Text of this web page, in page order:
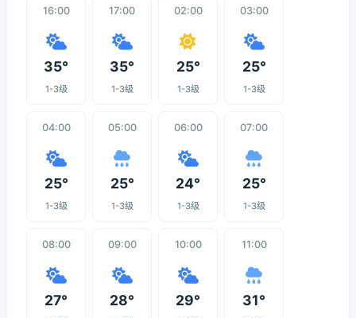
16:00
35°
1-3级
17:00
35°
1-3级
02:00
25°
1-3级
03:00
25°
1-3级
04:00
25°
1-3级
05:00
25°
1-3级
06:00
24°
1-3级
07:00
25°
1-3级
08:00
27°
09:00
28°
10:00
29°
11:00
31°